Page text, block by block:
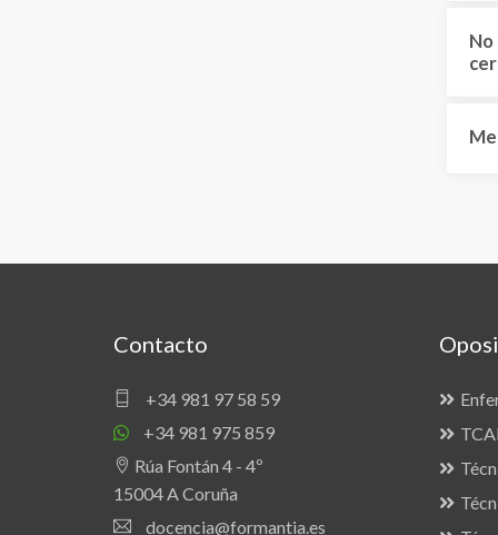
Contacto
+34 981 97 58 59
+34 981 975 859
Rúa Fontán 4 - 4º
15004 A Coruña
docencia@formantia.es